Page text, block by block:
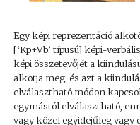
Egy képi reprezentáció
[‘Kp+Vb’ típusú] képi-
képi összetevőjét a
alkotja meg, és azt a
elválasztható módon
egymástól elválasztható,
vagy közel egyidejűleg vagy